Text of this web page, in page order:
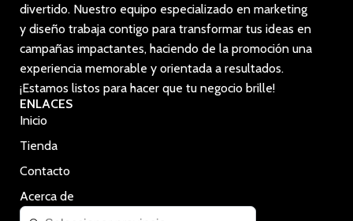
divertido. Nuestro equipo especializado en marketing
y diseño trabaja contigo para transformar tus ideas en
campañas impactantes, haciendo de la promoción una
experiencia memorable y orientada a resultados.
¡Estamos listos para hacer que tu negocio brille!
ENLACES
Inicio
Tienda
Contacto
Acerca de